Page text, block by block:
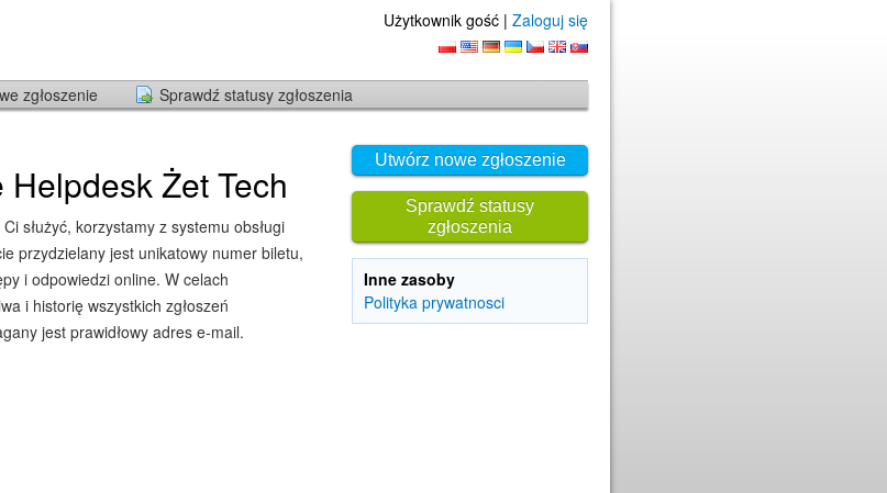
Użytkownik gość | Zaloguj się
zgłoszenie Sprawdź statusy zgłoszenia
Utwórz nowe zgłoszenie
Sprawdź statusy
zgłoszenia
Inne zasoby
Polityka prywatnosci
Żet Tech
służyć, korzystamy z systemu obsługi
przydzielany jest unikatowy numer biletu,
i odpowiedzi online. W celach
i historię wszystkich zgłoszeń
jest prawidłowy adres e-mail.